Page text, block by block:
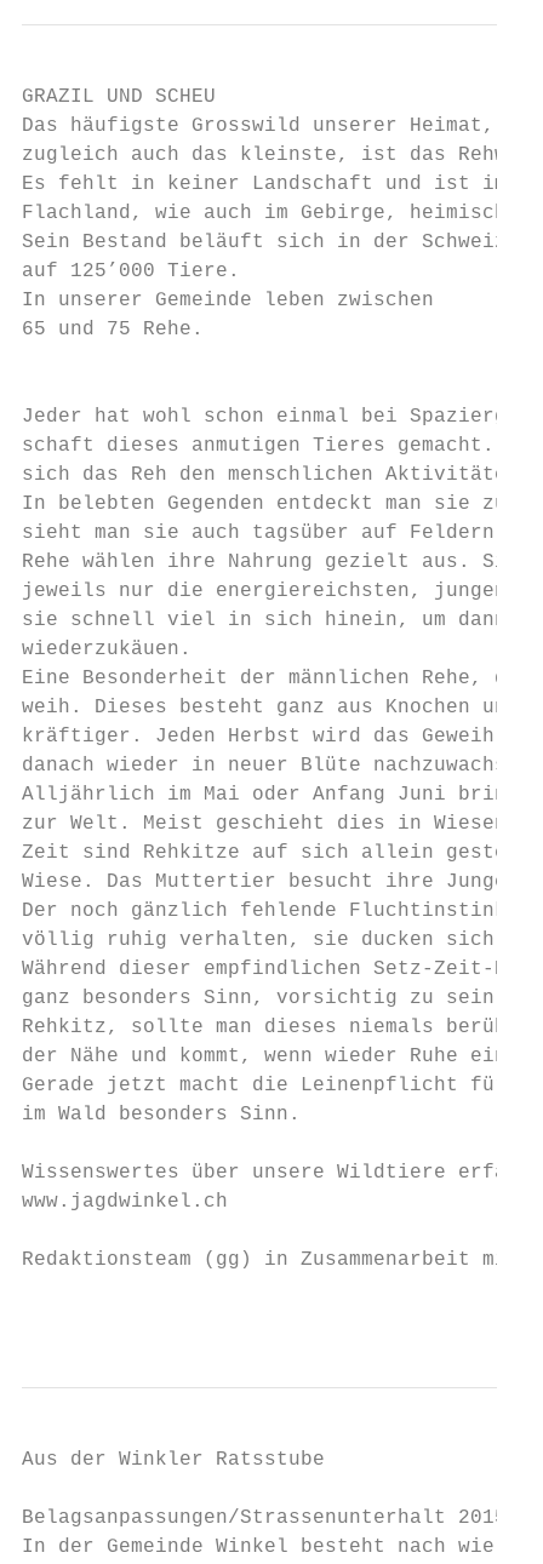
GRAZIL UND SCHEU
Das häufigste Grosswild unserer Heimat,
zugleich auch das kleinste, ist das
Es fehlt in keiner Landschaft und ist im
Flachland, wie auch im Gebirge, heimisch.
Sein Bestand beläuft sich in der Schweiz
auf 125’000 Tiere.
In unserer Gemeinde leben zwischen
65 und 75 Rehe.
Jeder hat wohl schon einmal bei
schaft dieses anmutigen Tieres gemacht.
sich das Reh den menschlichen Aktivitäten
In belebten Gegenden entdeckt man sie zur
sieht man sie auch tagsüber auf Feldern
Rehe wählen ihre Nahrung gezielt aus. Sie
jeweils nur die energiereichsten, jungen
sie schnell viel in sich hinein, um dann in
wiederzukäuen.
Eine Besonderheit der männlichen Rehe,
weih. Dieses besteht ganz aus Knochen und
kräftiger. Jeden Herbst wird das Geweih
danach wieder in neuer Blüte nachzuwachsen.
Alljährlich im Mai oder Anfang Juni bringt
zur Welt. Meist geschieht dies in Wiesen,
Zeit sind Rehkitze auf sich allein
Wiese. Das Muttertier besucht ihre Jungen
Der noch gänzlich fehlende Fluchtinstinkt
völlig ruhig verhalten, sie ducken sich im
Während dieser empfindlichen Setz-Zeit-
ganz besonders Sinn, vorsichtig zu sein.
Rehkitz, sollte man dieses niemals
der Nähe und kommt, wenn wieder Ruhe
Gerade jetzt macht die Leinenpflicht für
im Wald besonders Sinn.
Wissenswertes über unsere Wildtiere
www.jagdwinkel.ch
Redaktionsteam (gg) in Zusammenarbeit mit
Aus der Winkler Ratsstube
Belagsanpassungen/Strassenunterhalt 2015
In der Gemeinde Winkel besteht nach wie